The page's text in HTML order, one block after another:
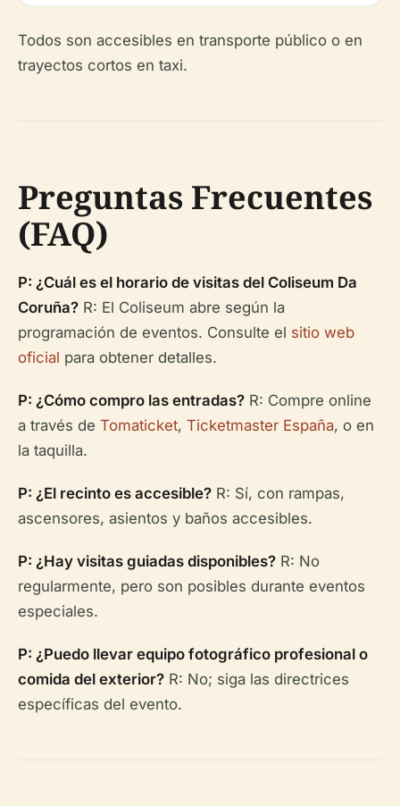
Todos son accesibles en transporte público o en
trayectos cortos en taxi.
Preguntas Frecuentes
(FAQ)
P: ¿Cuál es el horario de visitas del Coliseum Da
Coruña? R: El Coliseum abre según la
programación de eventos. Consulte el sitio web
oficial para obtener detalles.
P: ¿Cómo compro las entradas? R: Compre online
a través de Tomaticket, Ticketmaster España, o en
la taquilla.
P: ¿El recinto es accesible? R: Sí, con rampas,
ascensores, asientos y baños accesibles.
P: ¿Hay visitas guiadas disponibles? R: No
regularmente, pero son posibles durante eventos
especiales.
P: ¿Puedo llevar equipo fotográfico profesional o
comida del exterior? R: No; siga las directrices
específicas del evento.